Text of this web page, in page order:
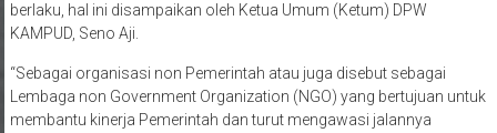
berlaku, hal ini disampaikan oleh Ketua Umum (Ketum) DPW
KAMPUD, Seno Aji.
“Sebagai organisasi non Pemerintah atau juga disebut sebagai
Lembaga non Government Organization (NGO) yang bertujuan untuk
membantu kinerja Pemerintah dan turut mengawasi jalannya